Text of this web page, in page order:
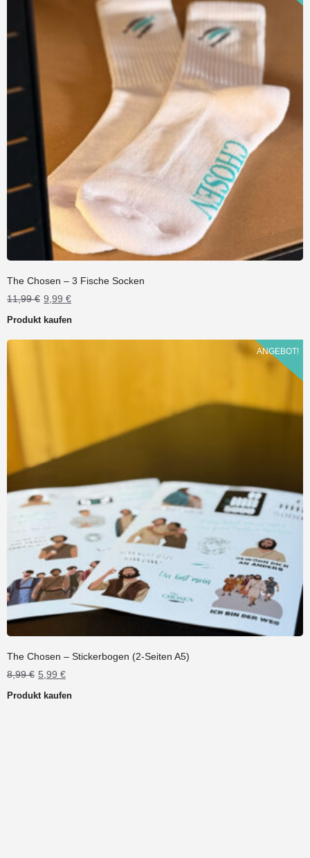
The Chosen – 3 Fische Socken
11,99€ Ursprünglicher
war:
11,99 €
9,99 €Aktueller
ist:
9,99 €.
Produkt kaufen
ANGEBOT!
The Chosen – Stickerbogen (2-Seiten A5)
8,99€ Ursprünglicher
war:
5,99 €Aktueller
ist:
Produkt kaufen